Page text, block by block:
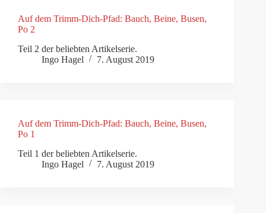
Auf dem Trimm-Dich-Pfad: Bauch, Beine, Busen,
Po 2
Teil 2 der beliebten Artikelserie.
Ingo Hagel
7. August 2019
Auf dem Trimm-Dich-Pfad: Bauch, Beine, Busen,
Po 1
Teil 1 der beliebten Artikelserie.
Ingo Hagel
7. August 2019